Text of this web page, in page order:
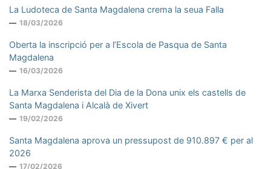
La Ludoteca de Santa Magdalena crema la seua Falla
18/03/2026
Oberta la inscripció per a l’Escola de Pasqua de Santa
Magdalena
16/03/2026
La Marxa Senderista del Dia de la Dona unix els castells de
Santa Magdalena i Alcalà de Xivert
19/02/2026
Santa Magdalena aprova un pressupost de 910.897 € per al
2026
17/02/2026